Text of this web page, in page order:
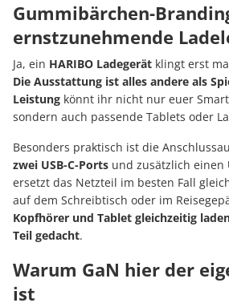
Gummibärchen-
ernstzunehmende
Ja, ein HARIBO Ladegerät klingt erst
Die Ausstattung ist alles andere als
Leistung könnt ihr nicht nur euer
sondern auch passende Tablets oder
Besonders praktisch ist die
zwei USB-C-Ports und zusätzlich einen
ersetzt das Netzteil im besten Fall
auf dem Schreibtisch oder im
Kopfhörer und Tablet gleichzeitig
Teil gedacht.
Warum GaN hier der
ist